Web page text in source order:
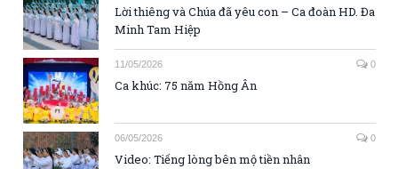
Lời thiêng và Chúa đã yêu con – Ca đoàn HD. Đa
Minh Tam Hiệp
11/05/2026 0
Ca khúc: 75 năm Hồng Ân
06/05/2026 0
Video: Tiếng lòng bên mộ tiền nhân